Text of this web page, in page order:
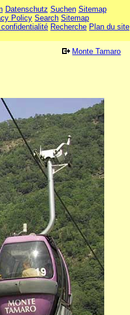
Datenschutz Suchen Sitemap
Policy Search Sitemap
Recherche Plan du site
Monte Tamaro